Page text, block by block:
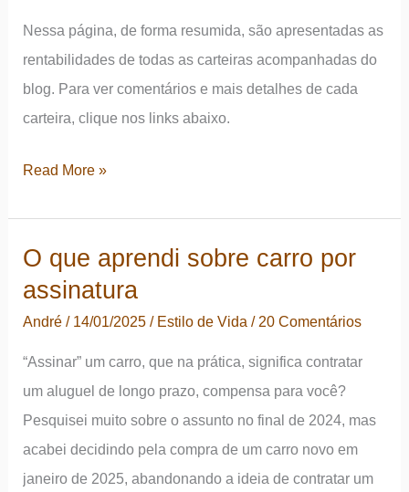
Nessa página, de forma resumida, são apresentadas as
rentabilidades de todas as carteiras acompanhadas do
blog. Para ver comentários e mais detalhes de cada
carteira, clique nos links abaixo.
Atualização
de
todas
as
Read More »
O que aprendi sobre carro por
assinatura
André/ 14/01/2025/ Estilo de Vida / 20 Comentários
“Assinar” um carro, que na prática, significa contratar
um aluguel de longo prazo, compensa para você?
Pesquisei muito sobre o assunto no final de 2024, mas
acabei decidindo pela compra de um carro novo em
janeiro de 2025, abandonando a ideia de contratar um